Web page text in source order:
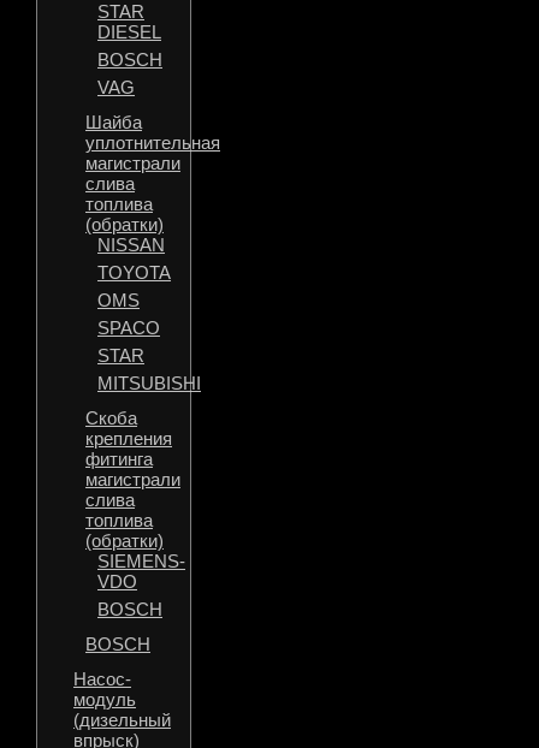
STAR
DIESEL
BOSCH
VAG
Шайба
уплотнительная
магистрали
слива
топлива
(обратки)
NISSAN
TOYOTA
OMS
SPACO
STAR
MITSUBISHI
Скоба
крепления
фитинга
магистрали
слива
топлива
(обратки)
SIEMENS-
VDO
BOSCH
BOSCH
Насос-
модуль
(дизельный
впрыск)